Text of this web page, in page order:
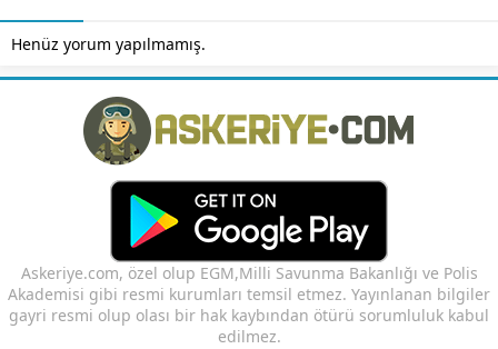
Henüz yorum yapılmamış.
Askeriye.com, özel olup EGM,Milli Savunma Bakanlığı ve Polis
Akademisi gibi resmi kurumları temsil etmez. Yayınlanan bilgiler
gayri resmi olup olası bir hak kaybından ötürü sorumluluk kabul
edilmez.